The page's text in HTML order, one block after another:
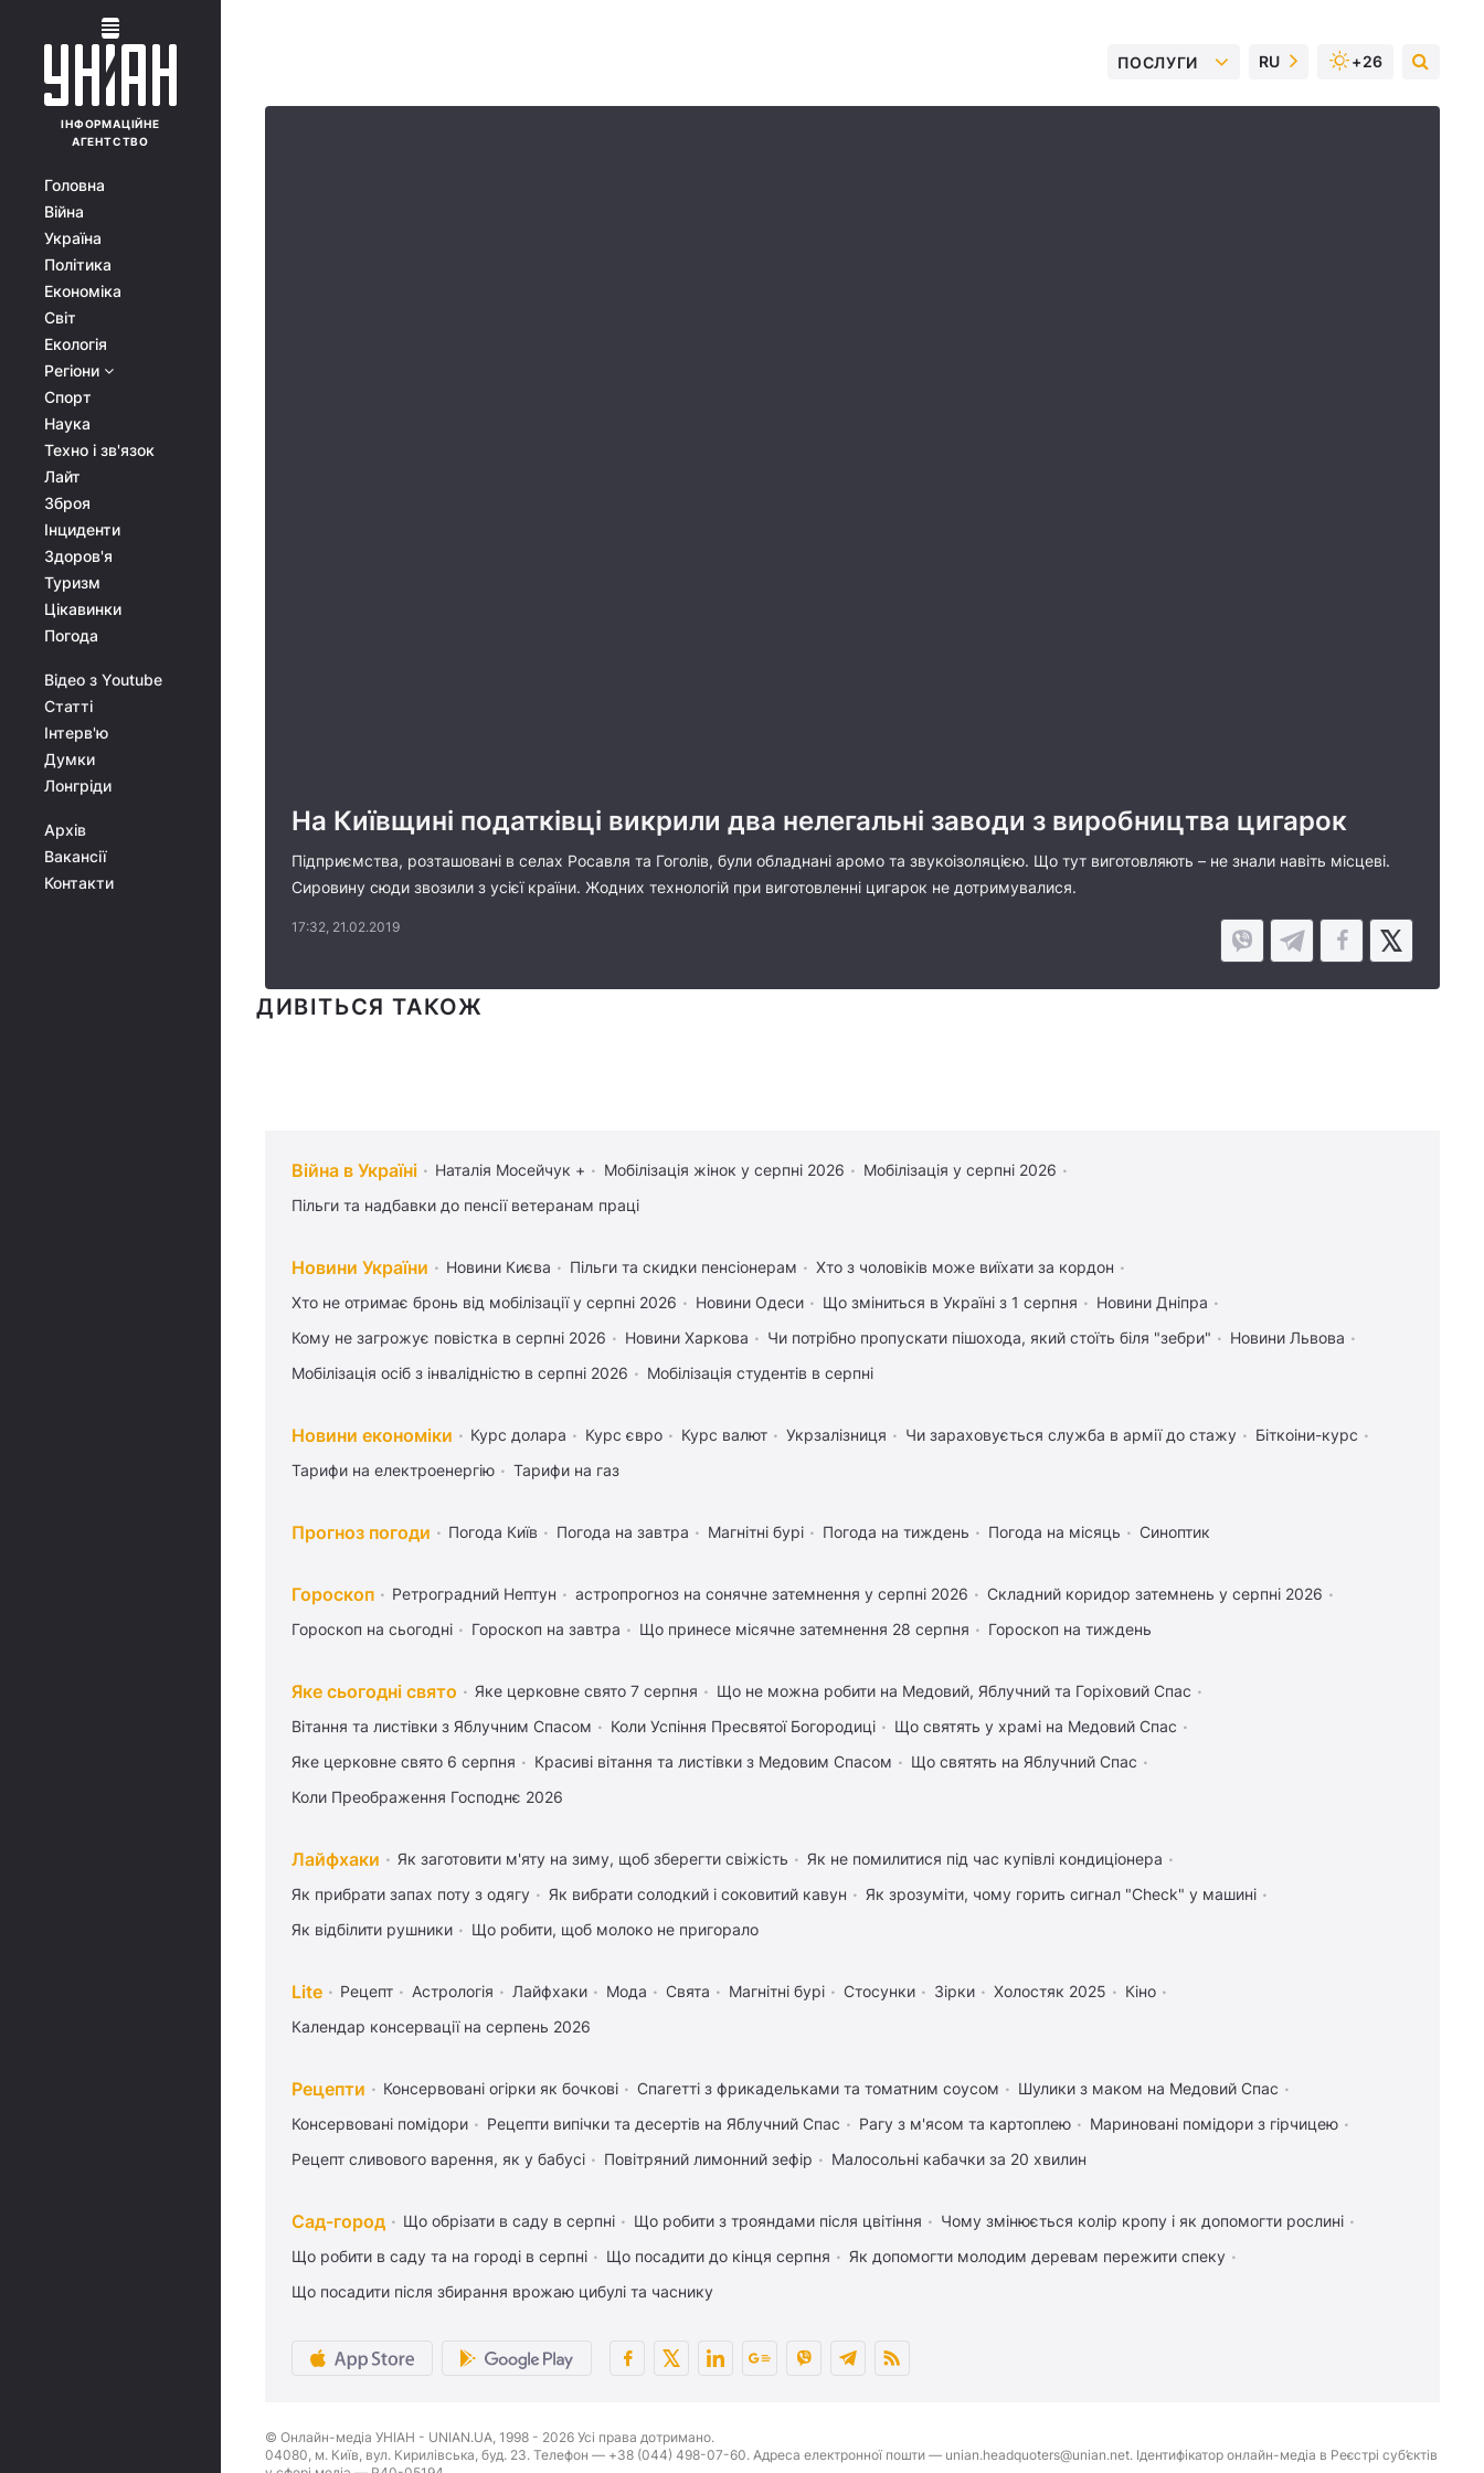
ІНФОРМАЦІЙНЕ
АГЕНТСТВО
Головна
Війна
Україна
Політика
Економіка
Світ
Екологія
Регіони
Спорт
Наука
Техно і зв'язок
Лайт
Зброя
Інциденти
Здоров'я
Туризм
Цікавинки
Погода
Відео з Youtube
Статті
Інтерв'ю
Думки
Лонгріди
Архів
Вакансії
Контакти
ПОСЛУГИ RU +26
На Київщині податківці викрили два нелегальні заводи з виробництва цигарок
Підприємства, розташовані в селах Росавля та Гоголів, були обладнані аромо та звукоізоляцією. Що тут виготовляють – не знали навіть місцеві.
Сировину сюди звозили з усієї країни. Жодних технологій при виготовленні цигарок не дотримувалися.
17:32, 21.02.2019
ДИВІТЬСЯ ТАКОЖ
Війна в Україні Наталія Мосейчук + Мобілізація жінок у серпні 2026
Мобілізація у серпні 2026
Пільги та надбавки до пенсії ветеранам праці
Новини України Новини Києва Пільги та скидки пенсіонерам
Хто з чоловіків може виїхати за кордон
Хто не отримає бронь від мобілізації у серпні 2026
Новини Одеси Що зміниться в Україні з 1 серпня
Новини Дніпра
Кому не загрожує повістка в серпні 2026
Новини Харкова Чи потрібно пропускати пішохода, який стоїть біля "зебри"
Новини Львова
Мобілізація осіб з інвалідністю в серпні 2026
Мобілізація студентів в серпні
Новини економіки Курс долара Курс євро Курс валют Укрзалізниця Чи зараховується служба в армії до стажу
Біткоіни-курс
Тарифи на електроенергію
Тарифи на газ
Прогноз погоди Погода Київ Погода на завтра Магнітні бурі Погода на тиждень Погода на місяць Синоптик
Гороскоп Ретроградний Нептун астропрогноз на сонячне затемнення у серпні 2026
Складний коридор затемнень у серпні 2026
Гороскоп на сьогодні
Гороскоп на завтра Що принесе місячне затемнення 28 серпня Гороскоп на тиждень
Яке сьогодні свято Яке церковне свято 7 серпня
Що не можна робити на Медовий, Яблучний та Горіховий Спас
Вітання та листівки з Яблучним Спасом
Коли Успіння Пресвятої Богородиці
Що святять у храмі на Медовий Спас
Яке церковне свято 6 серпня
Красиві вітання та листівки з Медовим Спасом
Що святять на Яблучний Спас
Коли Преображення Господнє 2026
Лайфхаки Як заготовити м'яту на зиму, щоб зберегти свіжість
Як не помилитися під час купівлі кондиціонера
Як прибрати запах поту з одягу
Як вибрати солодкий і соковитий кавун
Як зрозуміти, чому горить сигнал "Check" у машині
Як відбілити рушники
Що робити, щоб молоко не пригорало
Lite Рецепт Астрологія Лайфхаки Мода Свята Магнітні бурі Стосунки Зірки Холостяк 2025
Кіно
Календар консервації на серпень 2026
Рецепти Консервовані огірки як бочкові Спагетті з фрикадельками та томатним соусом
Шулики з маком на Медовий Спас
Консервовані помідори
Рецепти випічки та десертів на Яблучний Спас Рагу з м'ясом та картоплею
Мариновані помідори з гірчицею
Рецепт сливового варення, як у бабусі
Повітряний лимонний зефір Малосольні кабачки за 20 хвилин
Сад-город Що обрізати в саду в серпні Що робити з трояндами після цвітіння
Чому змінюється колір кропу і як допомогти рослині
Що робити в саду та на городі в серпні
Що посадити до кінця серпня
Як допомогти молодим деревам пережити спеку
Що посадити після збирання врожаю цибулі та часнику
© Онлайн-медіа УНІАН - UNIAN.UA, 1998 - 2026 Усі права дотримано.
04080, м. Київ, вул. Кирилівська, буд. 23. Телефон — +38 (044) 498-07-60. Адреса електронної пошти — unian.headquoters@unian.net. Ідентифікатор онлайн-медіа в Реєстрі суб’єктів